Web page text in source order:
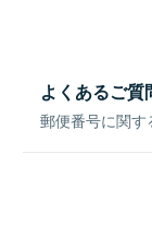
よくあるご
郵便番号に関す